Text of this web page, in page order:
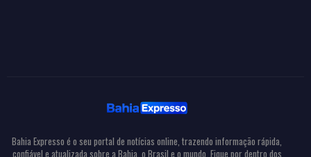
Bahia Expresso é o seu portal de notícias online, trazendo informação rápida,
confiável e atualizada sobre a Bahia, o Brasil e o mundo. Fique por dentro dos